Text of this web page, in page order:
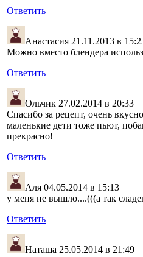
Ответить
Анастасия 21.11.2013 в
Можно вместо блендера
Ответить
Ольчик 27.02.2014 в 20:33
Спасибо за рецепт, очень
маленькие дети тоже пьют,
прекрасно!
Ответить
Аля 04.05.2014 в 15:13
у меня не вышло....(((а так
Ответить
Наташа 25.05.2014 в 21:49